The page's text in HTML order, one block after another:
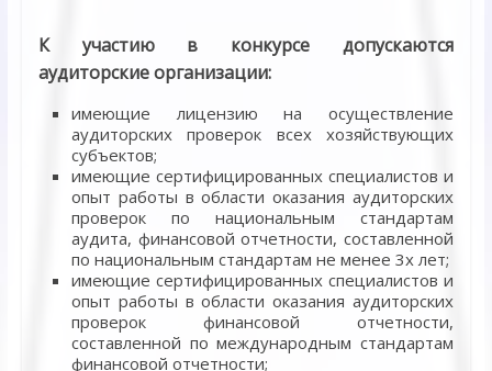
К участию в конкурсе допускаются
аудиторские организации:
имеющие лицензию на осуществление
аудиторских проверок всех хозяйствующих
субъектов;
имеющие сертифицированных специалистов и
опыт работы в области оказания аудиторских
проверок по национальным стандартам
аудита, финансовой отчетности, составленной
по национальным стандартам не менее 3х лет;
имеющие сертифицированных специалистов и
опыт работы в области оказания аудиторских
проверок финансовой отчетности,
составленной по международным стандартам
финансовой отчетности;